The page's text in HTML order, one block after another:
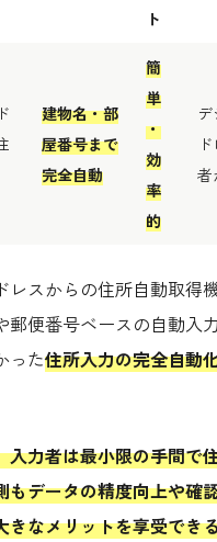
ト
建物名・部
屋番号まで
完全自動
簡
単
・
効
率
的
者
レスからの住所自動取得
郵便番号ベースの自動入
った住所入力の完全自動
入力者は最小限の手間で
もデータの精度向上や確
きなメリットを享受でき